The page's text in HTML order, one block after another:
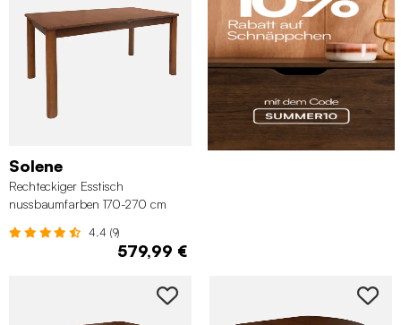
Solene
Rechteckiger Esstisch
nussbaumfarben 170-270 cm
4.4 (9)
579,99 €